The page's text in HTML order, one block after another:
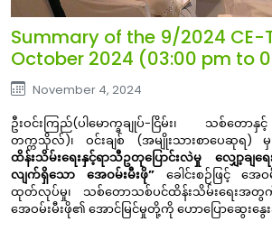
Summary of the 9/2024 CE-
October 2024 (03:00 pm to
November 4, 2024
ဦးဝင်းကြည်(ပါမောက္ခချုပ်-ငြိမ်း၊ သစ်တေ
တက္ကသိုလ်)၊ ဝင်းချစ် (အမျိုးသားစာပေဆုရ)
ထိန်းသိမ်းရေးနှင့်ရာသီဥတုပြောင်းလဲမှု လျှော့
လျက်ရှိသော အေဝမ်းမီးဖို” ခေါင်းစဉ်ဖြင့် အေ
ထုတ်လုပ်မှု၊ သစ်တောသစ်ပင်ထိန်းသိမ်းရေးအ
အေဝမ်းမီးဖို၏ အောင်မြင်မှုတို့ကို ဟောပြောဆွေးနွေ